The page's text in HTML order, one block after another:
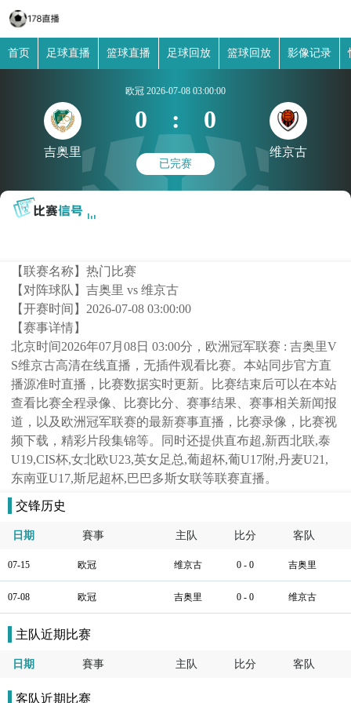
首页 足球直播 篮球直播 足球回放 篮球回放 影像记录
吉奥里
欧冠 2026-07-08 03:00:00
0 : 0
已完赛
维京古
【联赛名称】热门比赛
【对阵球队】吉奥里 vs 维京古
【开赛时间】 2026-07-08 03:00:00
【赛事详情】
北京时间2026年07月08日 03:00分，欧洲冠军联赛 : 吉奥里V
S维京古高清在线直播，无插件观看比赛。本站同步官方直
播源准时直播，比赛数据实时更新。比赛结束后可以在本站
查看比赛全程录像、比赛比分、赛事结果、赛事相关新闻报
道，以及欧洲冠军联赛的最新赛事直播，比赛录像，比赛视
频下载，精彩片段集锦等。同时还提供直布超,新西北联,泰
U19,CIS杯,女北欧U23,英女足总,葡超杯,葡U17附,丹麦U21,
东南亚U17,斯尼超杯,巴巴多斯女联等联赛直播。
交锋历史
日期 賽事 主队 比分 客队
07-15 欧冠 维京古 0 - 0 吉奥里
07-08 欧冠 吉奥里 0 - 0 维京古
主队近期比赛
日期 賽事 主队 比分 客队
客队近期比赛